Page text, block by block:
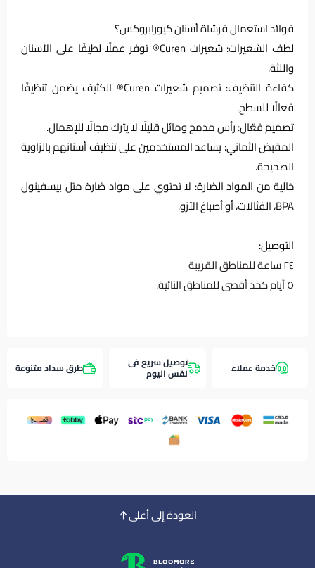
فوائد استعمال فرشاة أسنان كيورابروكس؟
لطف الشعيرات: شعيرات Curen® توفر عملًا لطيفًا على الأسنان
واللثة.
كفاءة التنظيف: تصميم شعيرات Curen® الكثيف يضمن تنظيفًا
فعالًا للسطح.
تصميم فعّال: رأس مدمج ومائل قليلًا لا يترك مجالًا للإهمال.
المقبض الثماني: يساعد المستخدمين على تنظيف أسنانهم بالزاوية
الصحيحة.
خالية من المواد الضارة: لا تحتوي على مواد ضارة مثل بيسفينول
BPA، الفثالات، أو أصباغ الآزو.
التوصيل:
٢٤ ساعة للمناطق القريبة
٥ أيام كحد أقصى للمناطق النائية.
خدمة عملاء توصيل سريع فى
نفس اليوم طرق سداد متنوعة
العودة إلى أعلى